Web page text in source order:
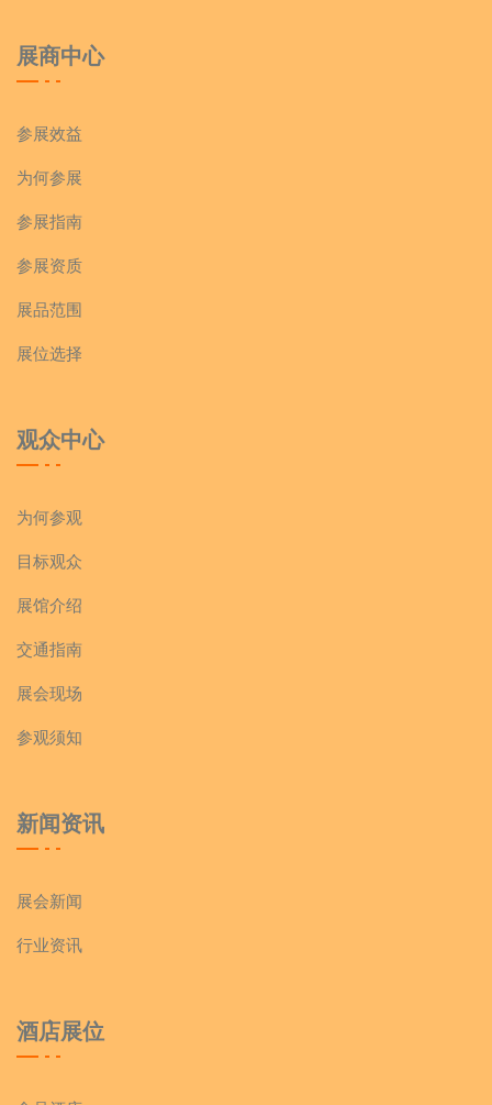
展商中心
参展效益
为何参展
参展指南
参展资质
展品范围
展位选择
观众中心
为何参观
目标观众
展馆介绍
交通指南
展会现场
参观须知
新闻资讯
展会新闻
行业资讯
酒店展位